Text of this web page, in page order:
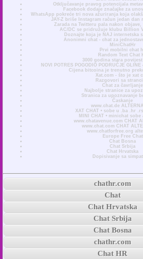
Otključavanje pravog potencijala
Facebook dodaje značajke za
WhatsApp pokreće tri nova ažuriranja koja
JAY-Z briše Instagram račun jedan
Zarada na Twitteru pala nakon
AC/DC se pridružuje klubu Billion
Doznajte koja je NAJ internetska
Anonimni chat - chat za
MiniChatHr
Prvi mobilni chat
Random Text Chat
3000 godina stara povijest
NOVI POTRES POGODIO PODRUČJE
Cijena bitcoina je trenutno
Xat.com - što je xat
Razgovori sa
Chat za čavrljanje
Najbolje stranice za
Stranica za upoznavanje
Časkanje
www.chat.de
XAT CHAT • sobe u .ba .hr
MINI CHAT • minichat sobe
www.chatavenue.com CHAT
www.chat.com CHAT
www.chatforfree.org
Europe Free Chat
Chat Bosna
Chat Srbija
Chat Hrvatska
Dopisivanje sa
chathr.com
Chat
Chat Hrvatska
Chat Srbija
Chat Bosna
chathr.com
Chat HR